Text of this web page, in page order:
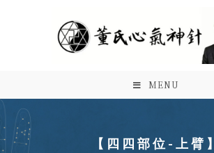
MENU
【四四部位-上臂】